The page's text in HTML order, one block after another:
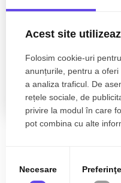
Casa PREMIUM 4
Andrei Muresanu
Cluj-Napoca, Andrei
4 camere 2 bai
Case de inchiriat in Cluj-Napoca
Acest site
Folosim cookie-uri
anunțurile, pentru a
a analiza traficul. De
rețele sociale, de
privire la modul în care
pot combina cu alte
Necesare Preferinţe